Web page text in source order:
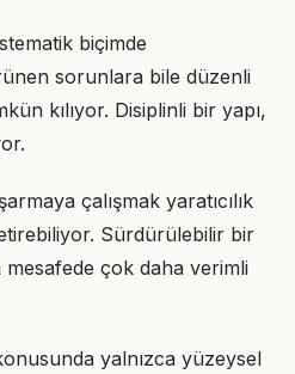
biçimde
sorunlara bile düzenli
kılıyor. Disiplinli bir yapı,
çalışmak yaratıcılık
Sürdürülebilir bir
çok daha verimli
yalnızca yüzeysel